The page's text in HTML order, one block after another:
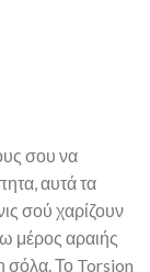
σου να
αυτά τα
σού χαρίζουν
μέρος αραιής
σόλα. Το Torsion